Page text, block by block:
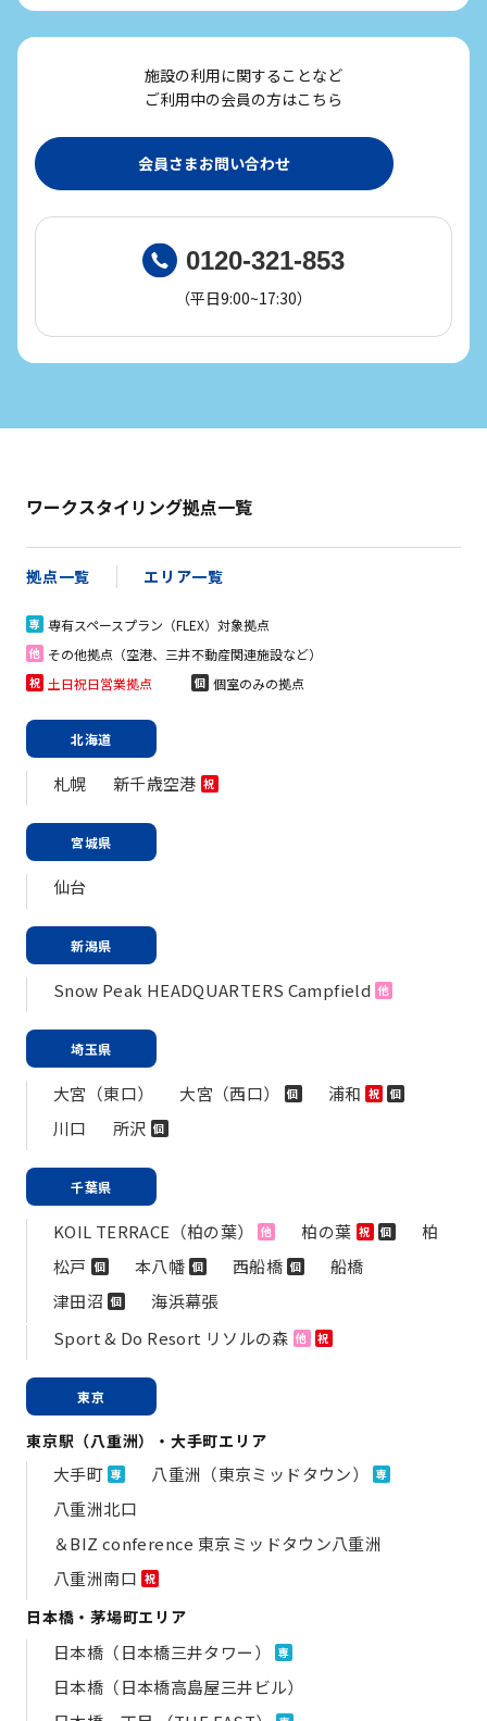
施設の利用に関することなど
ご利用中の会員の方はこちら
会員さまお問い合わせ
0120-321-853
（平日9:00~17:30）
ワークスタイリング拠点一覧
拠点一覧 エリア一覧
専 専有スペースプラン（FLEX）対象拠点
他 その他拠点（空港、三井不動産関連施設など）
祝 土日祝日営業拠点 個 個室のみの拠点
北海道
札幌 新千歳空港 祝
宮城県
仙台
新潟県
Snow Peak HEADQUARTERS Campfield 他
埼玉県
大宮（東口） 大宮（西口） 個 浦和 祝 個
川口 所沢 個
千葉県
KOIL TERRACE（柏の葉） 他 柏の葉 祝 個
柏
松戸 個 本八幡 個 西船橋 個
船橋
津田沼 個
海浜幕張
Sport & Do Resort リソルの森 他 祝
東京
東京駅（八重洲）・大手町エリア
大手町 専 八重洲（東京ミッドタウン） 専
八重洲北口
＆BIZ conference 東京ミッドタウン八重洲
八重洲南口 祝
日本橋・茅場町エリア
日本橋（日本橋三井タワー） 専
日本橋（日本橋高島屋三井ビル）